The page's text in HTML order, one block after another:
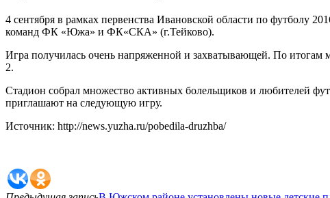
4 сентября в рамках первенства Ивановской области по футболу
команд ФК «Южа» и ФК«СКА» (г.Тейково).
Игра получилась очень напряженной и захватывающей. По
2.
Стадион собрал множество активных болельщиков и любителей
приглашают на следующую игру.
Источник: http://news.yuzha.ru/pobedila-druzhba/